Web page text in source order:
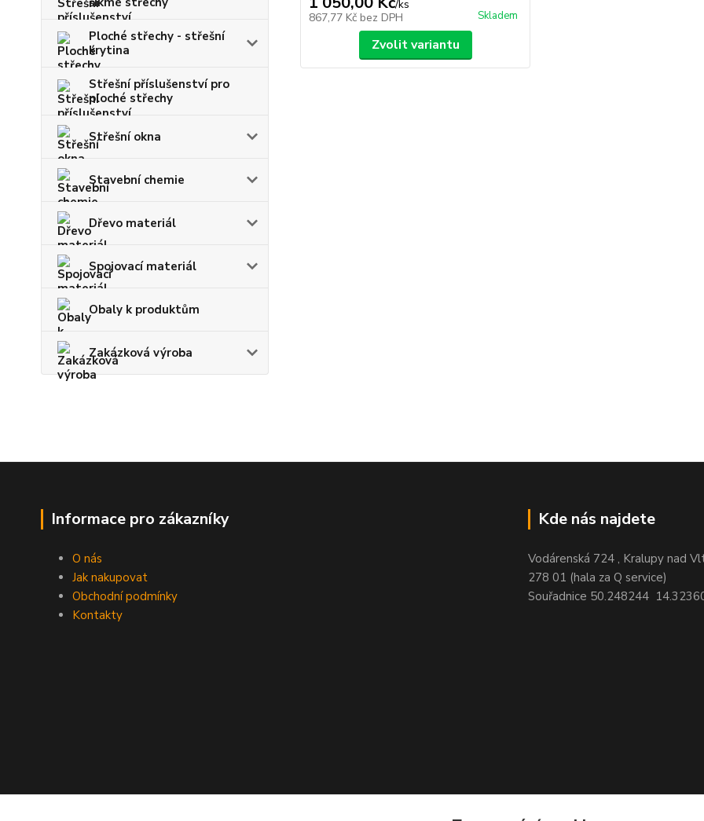
Ploché střechy - střešní
krytina
Střešní příslušenství pro
ploché střechy
Střešní okna
Stavební chemie
Dřevo materiál
Spojovací materiál
Obaly k produktům
Zakázková výroba
/ks
867,77 Kč bez DPH Skladem
Zvolit variantu
Informace pro zákazníky
O nás
Jak nakupovat
Obchodní podmínky
Kontakty
Kde nás najdete
Vodárenská 724 , Kralupy nad
278 01 (hala za Q service)
Souřadnice 50.248244